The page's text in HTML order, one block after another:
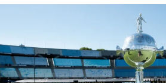
ficar para a história. No primeiro
seu campo e avançou em direção
driblou o goleiro e finalizou para
em cobrança de pênalti,
cavadinha , tirando Fabio da foto.